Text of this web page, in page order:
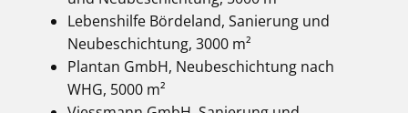
Lebenshilfe Bördeland, Sanierung und
Neubeschichtung, 3000 m²
Plantan GmbH, Neubeschichtung nach
WHG, 5000 m²